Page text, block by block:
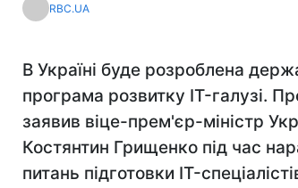
RBC.UA
В Україні буде розроблена
програма розвитку IT-галузі.
заявив віце-прем'єр-міністр
Костянтин Грищенко під час
питань підготовки IT-